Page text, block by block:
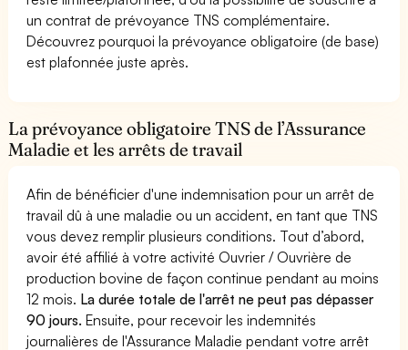
un contrat de prévoyance TNS complémentaire.
Découvrez pourquoi la prévoyance obligatoire (de base)
est plafonnée juste après.
La prévoyance obligatoire TNS de l’Assurance
Maladie et les arrêts de travail
Afin de bénéficier d'une indemnisation pour un arrêt de
travail dû à une maladie ou un accident, en tant que TNS
vous devez remplir plusieurs conditions. Tout d’abord,
avoir été affilié à votre activité Ouvrier / Ouvrière de
production bovine de façon continue pendant au moins
12 mois. La durée totale de l'arrêt ne peut pas dépasser
90 jours. Ensuite, pour recevoir les indemnités
journalières de l'Assurance Maladie pendant votre arrêt